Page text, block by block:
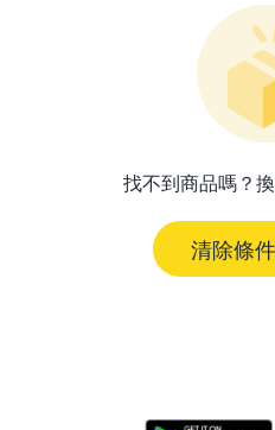
找不到商品嗎？
清除條